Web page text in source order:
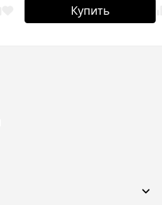
Купить